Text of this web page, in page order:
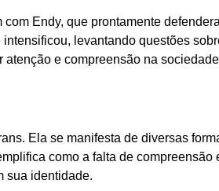
Endy, que prontamente
levantando questões
e compreensão na
Ela se manifesta de diversas
como a falta de compreensão
sua identidade.